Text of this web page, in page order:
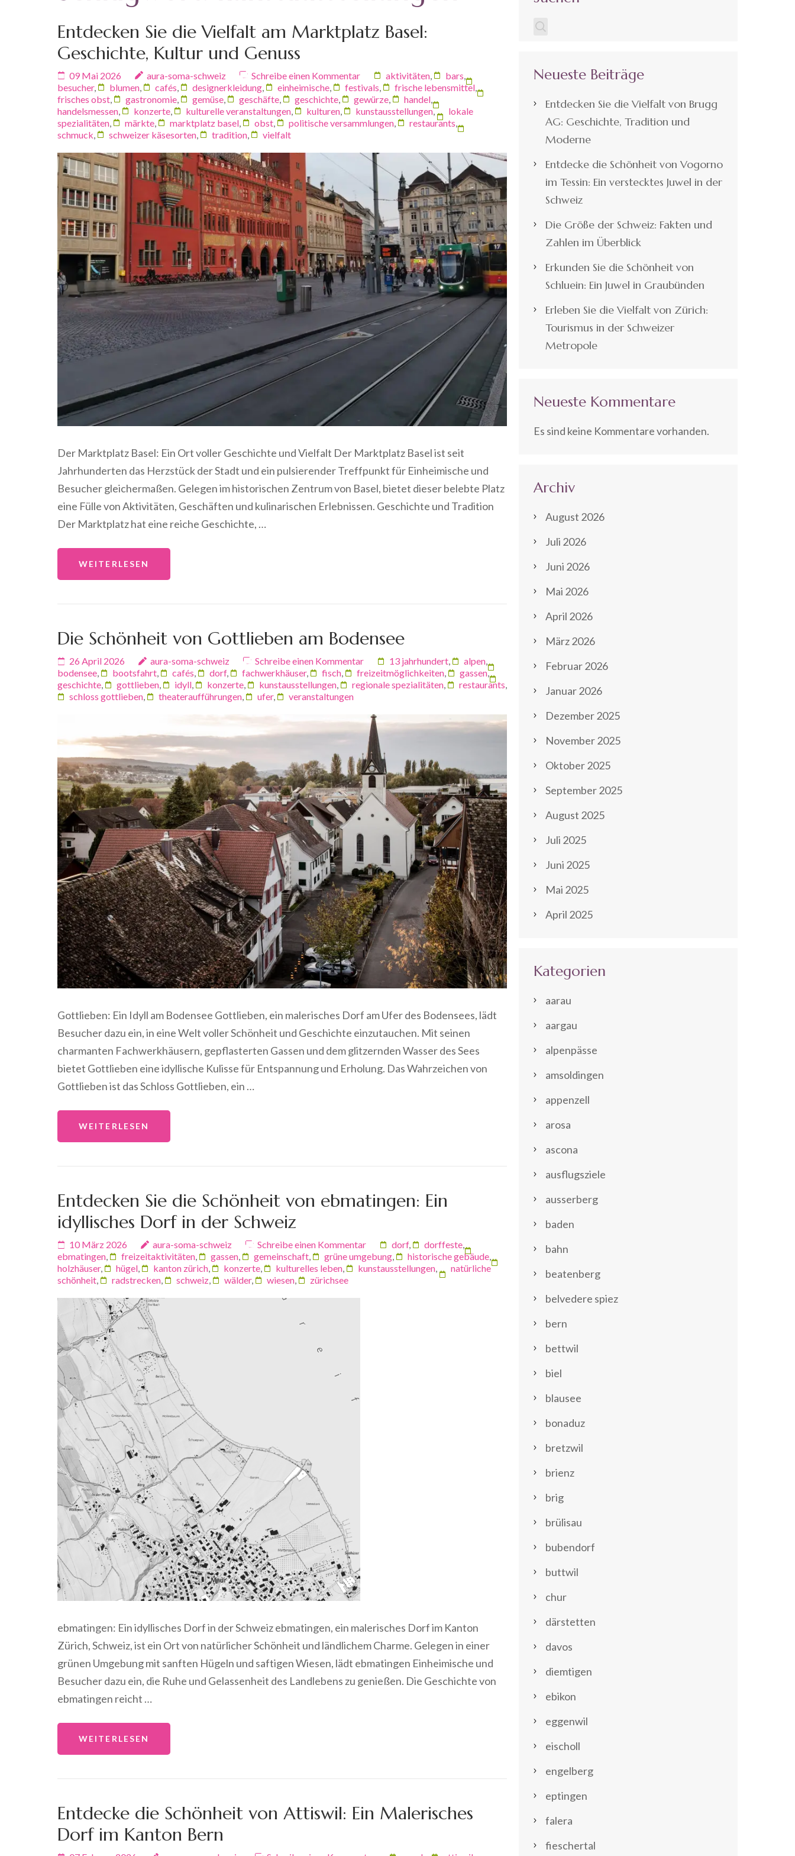
Entdecken Sie die Vielfalt am Marktplatz Basel:
Geschichte, Kultur und Genuss
09 Mai 2026 aura-soma-schweiz Schreibe einen Kommentar aktivitäten bars
besucher, blumen cafés designerkleidung einheimische festivals frische lebensmittel
frisches obst
gastronomie gemüse geschäfte geschichte gewürze handel
handelsmessen
konzerte kulturelle veranstaltungen kulturen kunstausstellungen,
lokale
spezialitäten
märkte marktplatz basel obst politische versammlungen restaurants
schmuck
schweizer käsesorten tradition vielfalt
Der Marktplatz Basel: Ein Ort voller Geschichte und Vielfalt Der Marktplatz Basel ist seit
Jahrhunderten das Herzstück der Stadt und ein pulsierender Treffpunkt für Einheimische und
Besucher gleichermaßen. Gelegen im historischen Zentrum von Basel, bietet dieser belebte Platz
eine Fülle von Aktivitäten, Geschäften und kulinarischen Erlebnissen. Geschichte und Tradition
Der Marktplatz hat eine reiche Geschichte, …
WEITERLESEN
Die Schönheit von Gottlieben am Bodensee
26 April 2026 aura-soma-schweiz Schreibe einen Kommentar 13 jahrhundert, alpen,
bodensee, bootsfahrt, cafés, dorf, fachwerkhäuser, fisch, freizeitmöglichkeiten, gassen,
geschichte, gottlieben, idyll, konzerte, kunstausstellungen, regionale spezialitäten, restaurants,
schloss gottlieben, theateraufführungen, ufer, veranstaltungen
Gottlieben: Ein Idyll am Bodensee Gottlieben, ein malerisches Dorf am Ufer des Bodensees, lädt
Besucher dazu ein, in eine Welt voller Schönheit und Geschichte einzutauchen. Mit seinen
charmanten Fachwerkhäusern, gepflasterten Gassen und dem glitzernden Wasser des Sees
bietet Gottlieben eine idyllische Kulisse für Entspannung und Erholung. Das Wahrzeichen von
Gottlieben ist das Schloss Gottlieben, ein …
WEITERLESEN
Entdecken Sie die Schönheit von ebmatingen: Ein
idyllisches Dorf in der Schweiz
10 März 2026 aura-soma-schweiz Schreibe einen Kommentar dorf, dorffeste,
ebmatingen, freizeitaktivitäten, gassen, gemeinschaft, grüne umgebung, historische gebäude,
holzhäuser, hügel, kanton zürich, konzerte, kulturelles leben, kunstausstellungen,
natürliche
schönheit, radstrecken, schweiz, wälder, wiesen, zürichsee
ebmatingen: Ein idyllisches Dorf in der Schweiz ebmatingen, ein malerisches Dorf im Kanton
Zürich, Schweiz, ist ein Ort von natürlicher Schönheit und ländlichem Charme. Gelegen in einer
grünen Umgebung mit sanften Hügeln und saftigen Wiesen, lädt ebmatingen Einheimische und
Besucher dazu ein, die Ruhe und Gelassenheit des Landlebens zu genießen. Die Geschichte von
ebmatingen reicht …
WEITERLESEN
Entdecke die Schönheit von Attiswil: Ein Malerisches
Dorf im Kanton Bern
Neueste Beiträge
Entdecken Sie die Vielfalt von Brugg
AG: Geschichte, Tradition und
Moderne
Entdecke die Schönheit von Vogorno
im Tessin: Ein verstecktes Juwel in der
Schweiz
Die Größe der Schweiz: Fakten und
Zahlen im Überblick
Erkunden Sie die Schönheit von
Schluein: Ein Juwel in Graubünden
Erleben Sie die Vielfalt von Zürich:
Tourismus in der Schweizer
Metropole
Neueste Kommentare
Es sind keine Kommentare vorhanden.
Archiv
August 2026
Juli 2026
Juni 2026
Mai 2026
April 2026
März 2026
Februar 2026
Januar 2026
Dezember 2025
November 2025
Oktober 2025
September 2025
August 2025
Juli 2025
Juni 2025
Mai 2025
April 2025
Kategorien
aarau
aargau
alpenpässe
amsoldingen
appenzell
arosa
ascona
ausflugsziele
ausserberg
baden
bahn
beatenberg
belvedere spiez
bern
bettwil
biel
blausee
bonaduz
bretzwil
brienz
brig
brülisau
bubendorf
buttwil
chur
därstetten
davos
diemtigen
ebikon
eggenwil
eischoll
engelberg
eptingen
falera
fieschertal